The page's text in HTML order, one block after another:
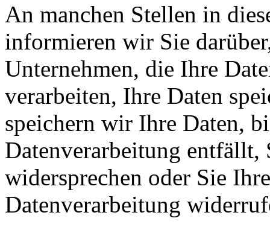
An manchen Stellen in
informieren wir Sie
Unternehmen, die Ihre
verarbeiten, Ihre Daten
speichern wir Ihre Daten,
Datenverarbeitung entfällt,
widersprechen oder Sie
Datenverarbeitung